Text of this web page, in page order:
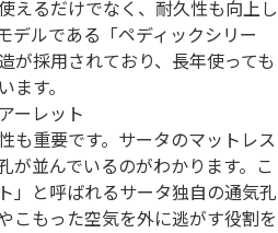
えるだけでなく、耐久性も向上し
デルである「ペディックシリー
が採用されており、長年使っても
す。
ーレット
も重要です。サータのマットレス
が並んでいるのがわかります。こ
」と呼ばれるサータ独自の通気孔
こもった空気を外に逃がす役割を